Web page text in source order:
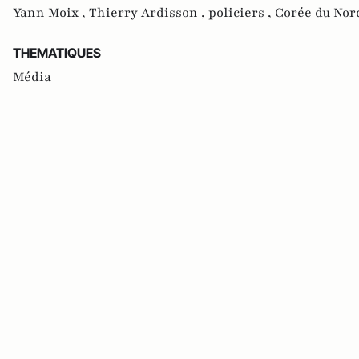
Yann Moix , Thierry Ardisson , policiers , Corée du
THEMATIQUES
Média